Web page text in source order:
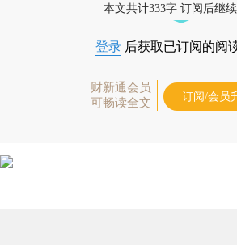
本文共计333字 订阅后继
登录 后获取已订阅的阅
财新通会员
可畅读全文
订阅/会员